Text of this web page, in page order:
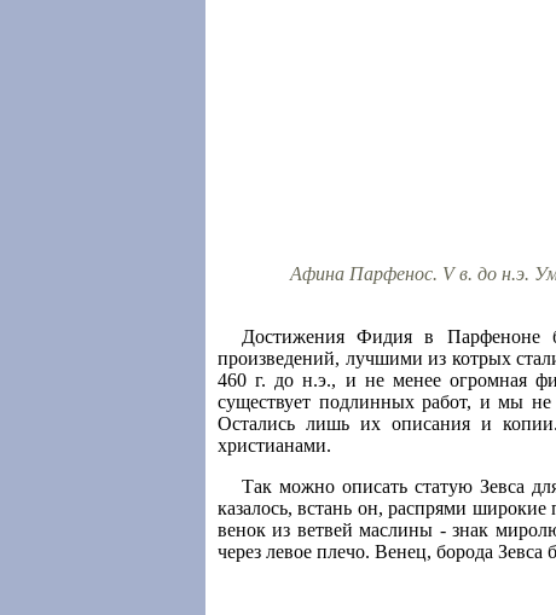
Афина Парфенос. V в. до н.э.
Достижения Фидия в Парфеноне
произведений, лучшими из котрых
460 г. до н.э., и не менее огромная
существует подлинных работ, и мы не
Остались лишь их описания и
христианами.
Так можно описать статую Зевса
казалось, встань он, распрями
венок из ветвей маслины - знак
через левое плечо. Венец, борода Зевса